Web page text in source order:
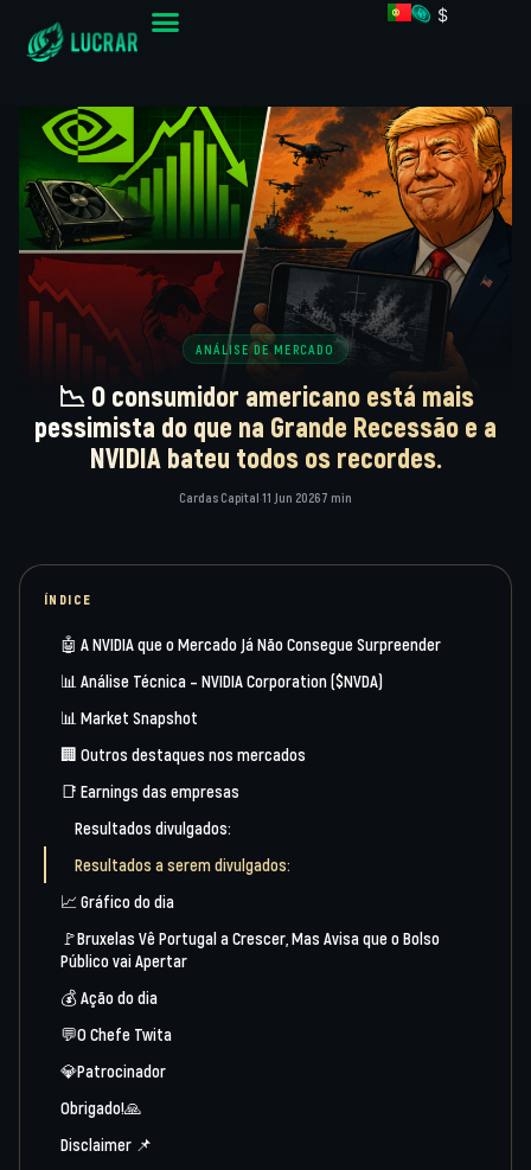
$
ANÁLISE DE MERCADO
📉 O consumidor americano está mais
pessimista do que na Grande Recessão e a
NVIDIA bateu todos os recordes.
Cardas Capital·11 Jun 2026·7 min
ÍNDICE
🤖 A NVIDIA que o Mercado Já Não Consegue Surpreender
📊 Análise Técnica – NVIDIA Corporation ($NVDA)
📊 Market Snapshot
🏢 Outros destaques nos mercados
📑 Earnings das empresas
Resultados divulgados:
Resultados a serem divulgados:
📈 Gráfico do dia
🚩Bruxelas Vê Portugal a Crescer, Mas Avisa que o Bolso
Público vai Apertar
💰 Ação do dia
💬O Chefe Twita
💎Patrocinador
Obrigado!🙏
Disclaimer 📌